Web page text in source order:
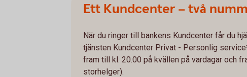
Ett Kundcenter – två
När du ringer till bankens Kundcenter får du
tjänsten Kundcenter Privat - Personlig
fram till kl. 20.00 på kvällen på vardagar och
storhelger).